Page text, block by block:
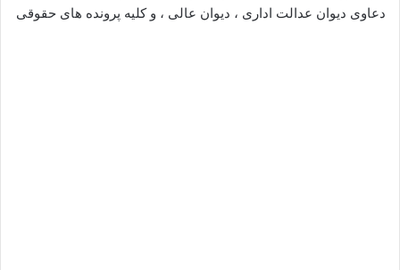
دعاوی دیوان عدالت اداری ، دیوان عالی ، و کلیه پرونده های حقوقی